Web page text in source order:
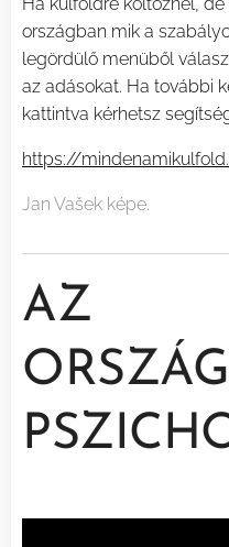
országban mik a
legördülő menüből
az adásokat. Ha további
kattintva kérhetsz
https://
Jan Vašek képe.
AZ